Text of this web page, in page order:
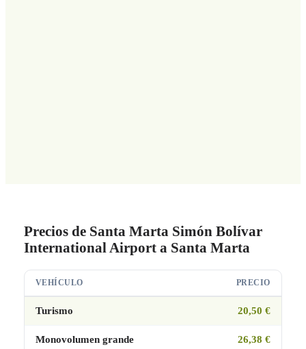
Precios de Santa Marta Simón Bolívar
International Airport a Santa Marta
VEHÍCULO PRECIO
Turismo 20,50 €
Monovolumen grande 26,38 €